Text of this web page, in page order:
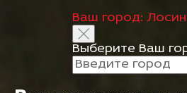
Ваш город:
Выберите Ваш